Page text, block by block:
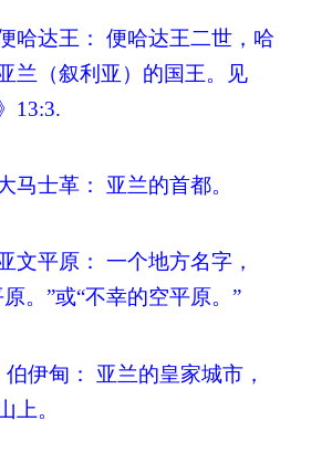
哈达王：便哈达王二世，哈
兰（叙利亚）的国王。见
13:3.
马士革： 亚兰的首都。
文平原：一个地方名字，
。”或“不幸的空平原。”
伯伊甸： 亚兰的皇家城市，
上。